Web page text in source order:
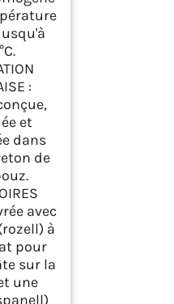
:
et
dans
de
avec
à
pour
sur la
une